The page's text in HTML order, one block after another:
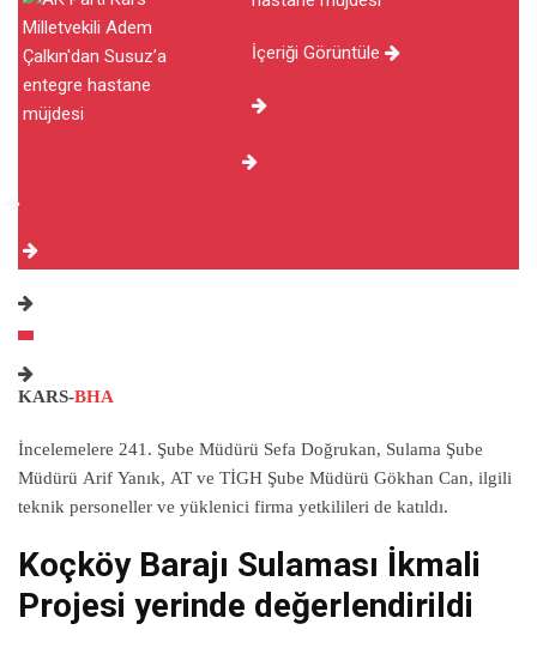
İçeriği Görüntüle
KARS-BHA
İncelemelere 241. Şube Müdürü Sefa Doğrukan, Sulama Şube
Müdürü Arif Yanık, AT ve TİGH Şube Müdürü Gökhan Can, ilgili
teknik personeller ve yüklenici firma yetkilileri de katıldı.
Koçköy Barajı Sulaması İkmali
Projesi yerinde değerlendirildi